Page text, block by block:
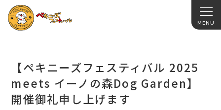
【ペキニーズフェスティバル 2025
meets イーノの森Dog Garden】
開催御礼申し上げます